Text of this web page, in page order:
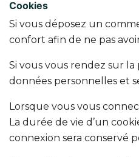
Cookies
Si vous déposez un
confort afin de ne pas
Si vous vous rendez sur
données personnelles et
Lorsque vous vous
La durée de vie d’un
connexion sera conservé